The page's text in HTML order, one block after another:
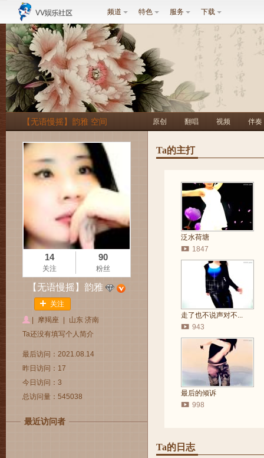
频道 特色 服务 下载
【无语慢摇】韵雅 空间 原创 翻唱 视频 伴奏
14
关注
90
粉丝
【无语慢摇】韵雅
关注
摩羯座
山东 济南
Ta还没有填写个人简介
最后访问：2021.08.14
昨日访问：17
今日访问：3
总访问量：545038
最近访问者
Ta的主打
泛水荷塘
1847
走了也不说声对不...
943
最后的倾诉
998
Ta的日志